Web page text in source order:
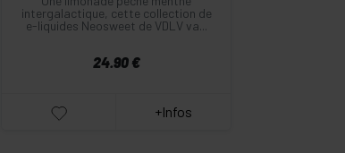
intergalactique, cette collection de
e-liquides Neosweet de VDLV va...
24.90 €
+Infos